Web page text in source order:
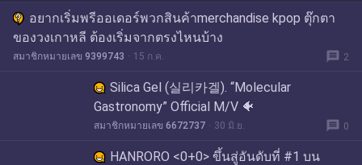
อยากเริ่มพรีออเดอร์พวกสินค้าmerchandise kpop ตุ๊กตา
ของวงเกาหลี ต้องเริ่มจากตรงไหนบ้าง
สมาชิกหมายเลข 9399743 15 ก.ค. message 2
Silica Gel (실리카겔). “Molecular
Gastronomy” Official M/V 🐠
สมาชิกหมายเลข 6672737 30 มิ.ย. message 0
HANRORO <0+0> ขึ้นสู่อันดับที่ #1 บน